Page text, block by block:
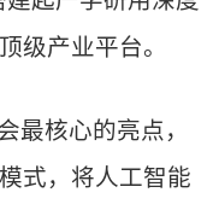
级产业平台。
最核心的亮点，
式，将人工智能